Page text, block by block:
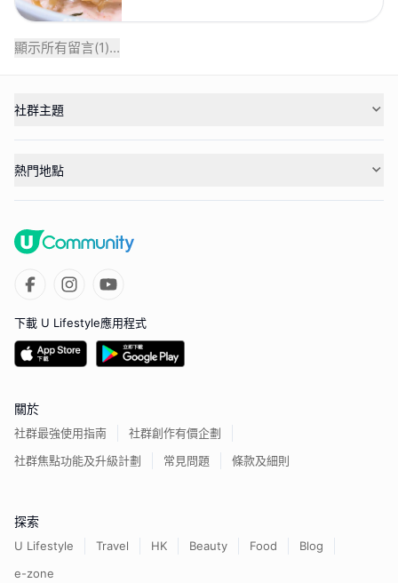
顯示所有留言(1)...
社群主題
熱門地點
下載 U Lifestyle應用程式
關於
社群最強使用指南
社群創作有價企劃
社群焦點功能及升級計劃
常見問題 條款及細則
探索
U Lifestyle Travel HK Beauty Food
Blog
e-zone